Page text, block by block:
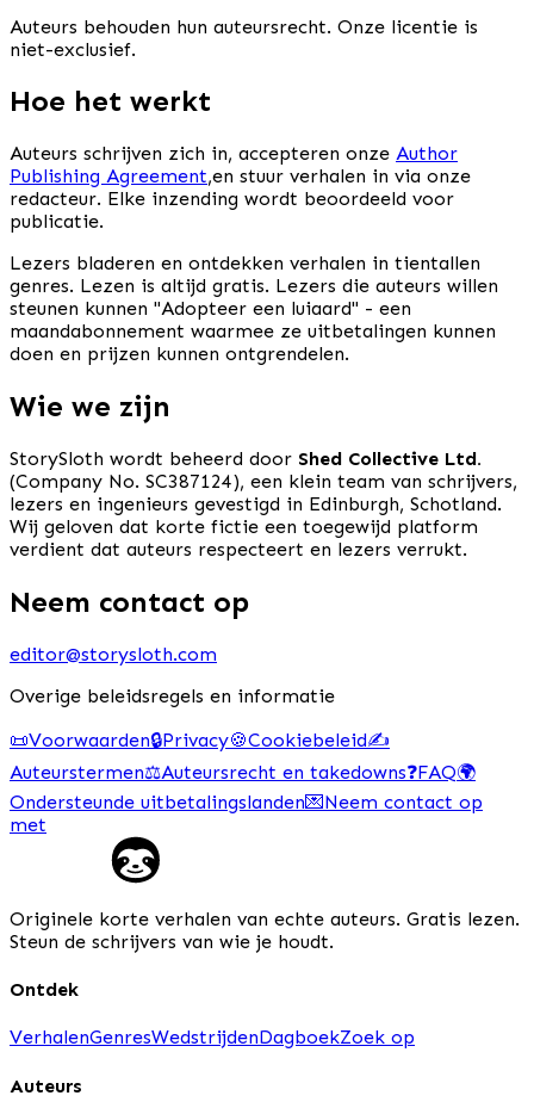
Auteurs behouden hun auteursrecht. Onze licentie is
niet-exclusief.
Hoe het werkt
Auteurs schrijven zich in, accepteren onze Author
Publishing Agreement,en stuur verhalen in via onze
redacteur. Elke inzending wordt beoordeeld voor
publicatie.
Lezers bladeren en ontdekken verhalen in tientallen
genres. Lezen is altijd gratis. Lezers die auteurs willen
steunen kunnen "Adopteer een luiaard" - een
maandabonnement waarmee ze uitbetalingen kunnen
doen en prijzen kunnen ontgrendelen.
Wie we zijn
StorySloth wordt beheerd door Shed Collective Ltd.
(Company No. SC387124), een klein team van schrijvers,
lezers en ingenieurs gevestigd in Edinburgh, Schotland.
Wij geloven dat korte fictie een toegewijd platform
verdient dat auteurs respecteert en lezers verrukt.
Neem contact op
editor@storysloth.com
Overige beleidsregels en informatie
📜Voorwaarden🔒Privacy🍪Cookiebeleid✍️
Auteurstermen⚖️Auteursrecht en takedowns❓FAQ🌍
Ondersteunde uitbetalingslanden💌Neem contact op
met
Originele korte verhalen van echte auteurs. Gratis lezen.
Steun de schrijvers van wie je houdt.
Ontdek
VerhalenGenresWedstrijdenDagboekZoek op
Auteurs